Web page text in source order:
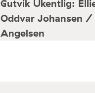
Gutvik Ukentlig:
Oddvar Johansen /
Angelsen